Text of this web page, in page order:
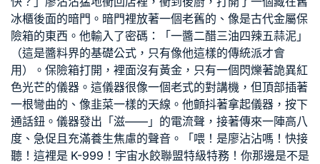
冰櫃後面的暗門。暗門裡放著一個老舊的、像是古代金屬保
險箱的東西。他輸入了密碼：「一醬二醋三油四辣五蒜泥」
（這是醬料界的基礎公式，只有像他這樣的傳統派才會
用）。保險箱打開，裡面沒有黃金，只有一個閃爍著詭異紅
色光芒的儀器。這儀器很像一個老式的對講機，但頂部插著
一根彎曲的、像韭菜一樣的天線。他顫抖著拿起儀器，按下
通話鈕。儀器發出「滋——」的電流聲，接著傳來一陣高八
度、急促且充滿養生焦慮的聲音。「喂！是廖沾沾嗎！快接
聽！這裡是 K-999！宇宙水餃聯盟特級特務！你那邊是不是